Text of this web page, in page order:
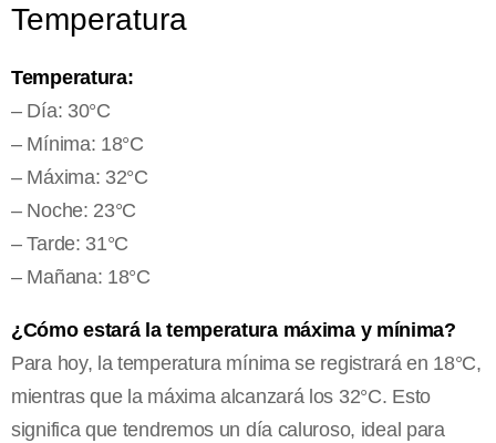
Temperatura
Temperatura:
– Día: 30°C
– Mínima: 18°C
– Máxima: 32°C
– Noche: 23°C
– Tarde: 31°C
– Mañana: 18°C
¿Cómo estará la temperatura máxima y mínima?
Para hoy, la temperatura mínima se registrará en 18°C,
mientras que la máxima alcanzará los 32°C. Esto
significa que tendremos un día caluroso, ideal para